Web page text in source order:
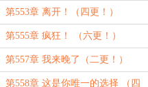
第553章 离开！（四更！）
第555章 疯狂！ （六更！）
第557章 我来晚了（二更！）
第558章 这是你唯一的选择 （四